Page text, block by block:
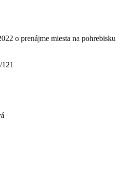
o prenájme miesta na pohrebisku